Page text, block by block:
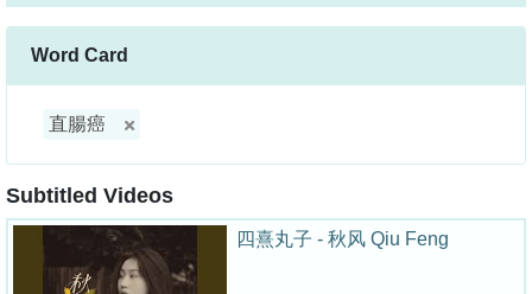
Word Card
直腸癌
Subtitled Videos
四熹丸子 - 秋风 Qiu Feng